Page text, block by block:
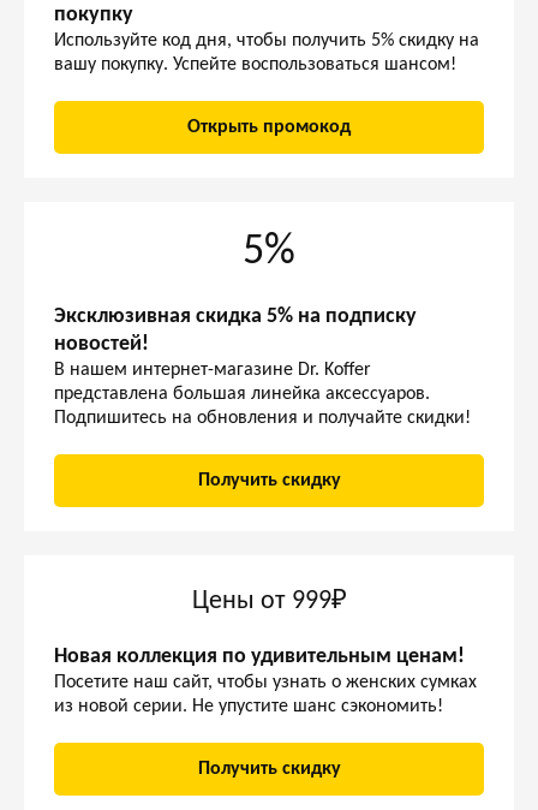
покупку
Используйте код дня, чтобы получить 5% скидку на
вашу покупку. Успейте воспользоваться шансом!
Открыть промокод
5%
Эксклюзивная скидка 5% на подписку
новостей!
В нашем интернет-магазине Dr. Koffer
представлена большая линейка аксессуаров.
Подпишитесь на обновления и получайте скидки!
Получить скидку
Цены от 999₽
Новая коллекция по удивительным ценам!
Посетите наш сайт, чтобы узнать о женских сумках
из новой серии. Не упустите шанс сэкономить!
Получить скидку